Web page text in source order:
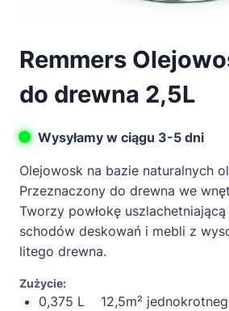
Remmers
do drewna 2,5L
Wysyłamy w ciągu 3-5 dni
Olejowosk na bazie naturalnych
Przeznaczony do drewna we
Tworzy powłokę uszlachetniającą
schodów deskowań i mebli z
litego drewna.
Zużycie:
0,375 L 12,5m²